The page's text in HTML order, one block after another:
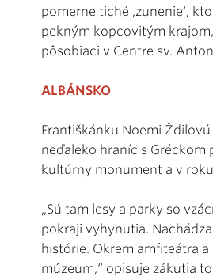
pomerne tiché ,zunenie‘,
pekným kopcovitým
pôsobiaci v Centre sv.
ALBÁNSKO
Františkánku Noemi
neďaleko hraníc s Gréckom
kultúrny monument a v
„Sú tam lesy a parky so
pokraji vyhynutia.
histórie. Okrem amfiteátra
múzeum,“ opisuje zákutia